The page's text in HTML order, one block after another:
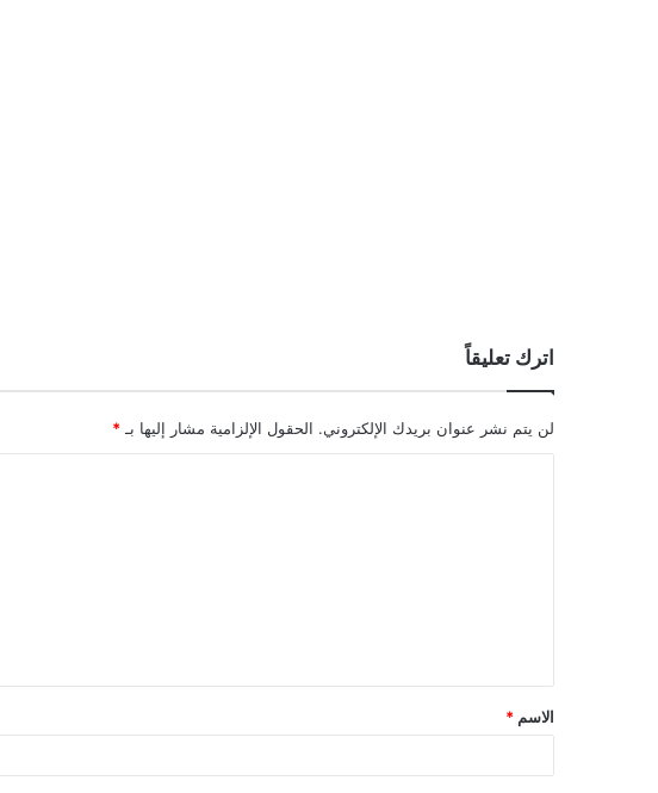
اترك تعليقاً
لن يتم نشر عنوان بريدك الإلكتروني. الحقول الإلزامية مشار إليها بـ *
ق
*
الاسم *